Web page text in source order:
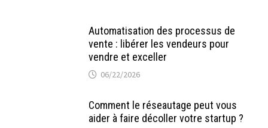
Automatisation des processus de
vente : libérer les vendeurs pour
vendre et exceller
06/22/2026
Comment le réseautage peut vous
aider à faire décoller votre startup ?